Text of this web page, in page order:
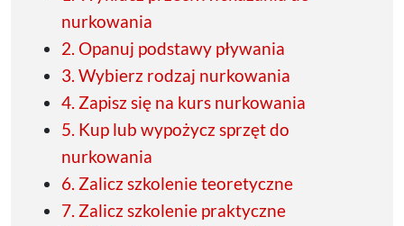
nurkowania
2. Opanuj podstawy pływania
3. Wybierz rodzaj nurkowania
4. Zapisz się na kurs nurkowania
5. Kup lub wypożycz sprzęt do
nurkowania
6. Zalicz szkolenie teoretyczne
7. Zalicz szkolenie praktyczne